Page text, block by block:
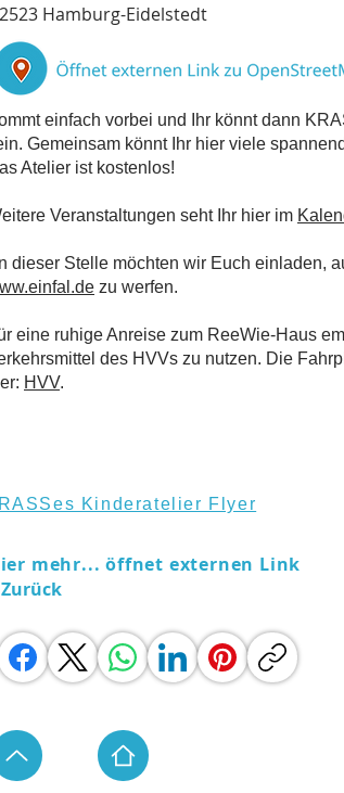
Hamburg-Eidelstedt
einfach vorbei und Ihr könnt dann
Gemeinsam könnt Ihr hier viele
Atelier ist kostenlos!
Veranstaltungen seht Ihr hier im
dieser Stelle möchten wir Euch einladen,
zu werfen.
eine ruhige Anreise zum ReeWie-Haus
des HVVs zu nutzen. Die
HVV.
Kinderatelier Flyer
mehr... öffnet externen Link